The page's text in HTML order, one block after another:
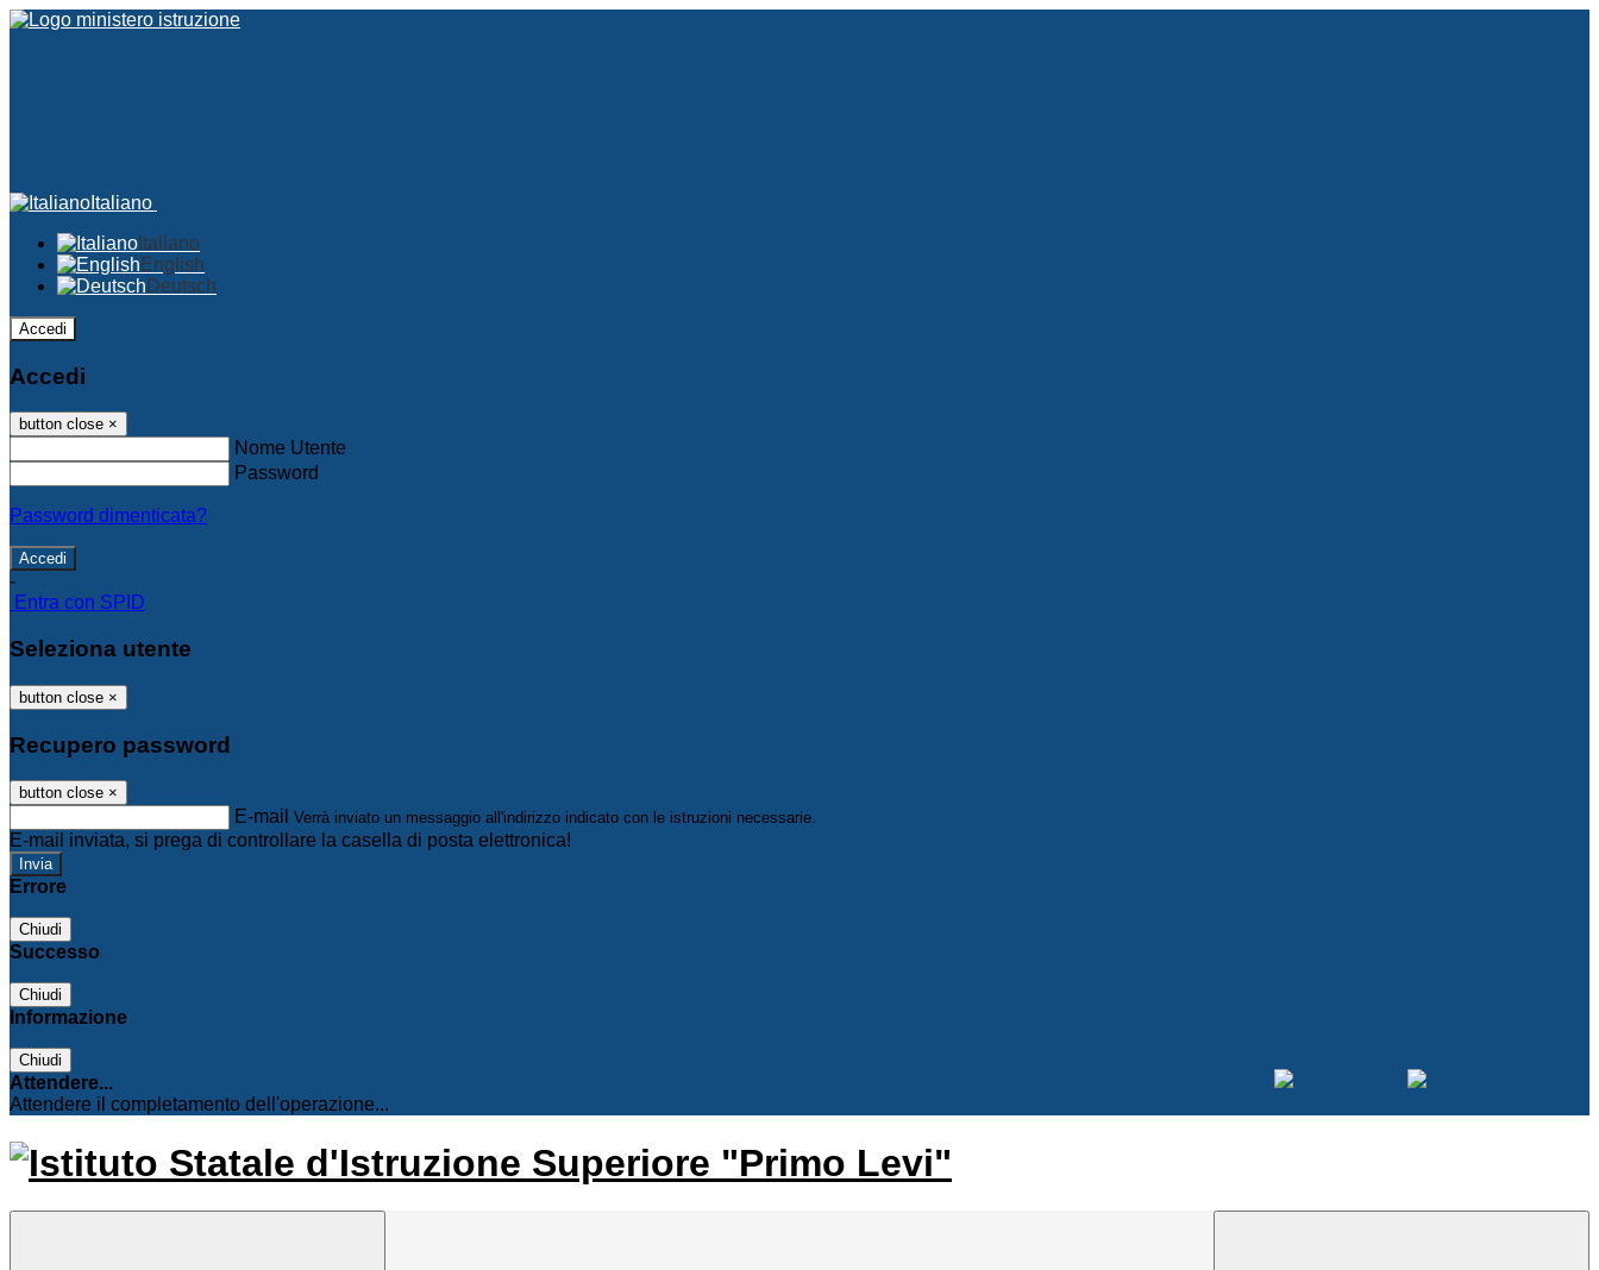
Italiano
Italiano
English
Deutsch
Accedi
Accedi
button close ×
Nome Utente
Password
Password dimenticata?
-
Entra con SPID
Seleziona utente
button close ×
Recupero password
button close ×
E-mail Verrà inviato un messaggio all'indirizzo indicato con le istruzioni necessarie.
E-mail inviata, si prega di controllare la casella di posta elettronica!
Errore
Chiudi
Successo
Chiudi
Informazione
Chiudi
Attendere...
Attendere il completamento dell'operazione...